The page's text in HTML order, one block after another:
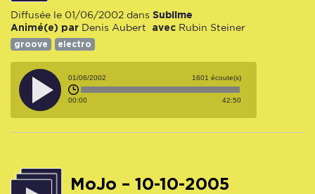
Diffusée le 01/06/2002 dans Sublime
Animé(e) par Denis Aubert avec Rubin Steiner
groove electro
01/06/2002 1601 écoute(s)
00:00 42:50
MoJo – 10-10-2005